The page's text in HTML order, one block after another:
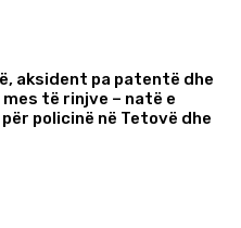
aksident pa patentë dhe
të rinjve – natë e
policinë në Tetovë dhe